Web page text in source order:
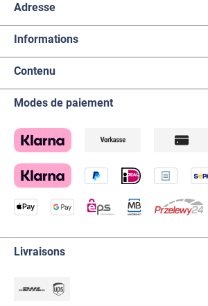
Adresse
Informations
Contenu
Modes de paiement
Livraisons